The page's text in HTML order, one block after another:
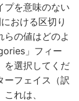
プを意味のない
おける区切り
らの値はどのよ
」フィー
を選択してくだ
ーフェイス（訳
れは、